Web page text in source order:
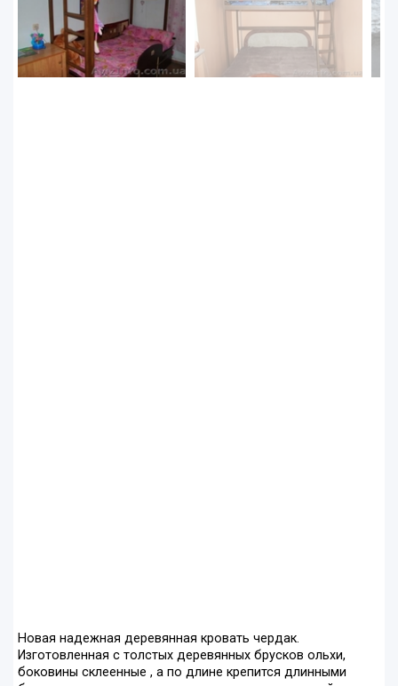
Новая надежная деревянная кровать чердак.
Изготовленная с толстых деревянных брусков ольхи,
боковины склеенные , а по длине крепится длинными